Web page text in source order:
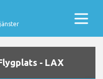
- LAX